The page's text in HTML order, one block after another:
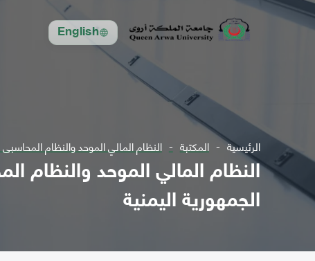
English
الرئيسية المكتبة النظام المالي الموحد والنظام
النظام المالي الموحد
الجمهورية اليمنية